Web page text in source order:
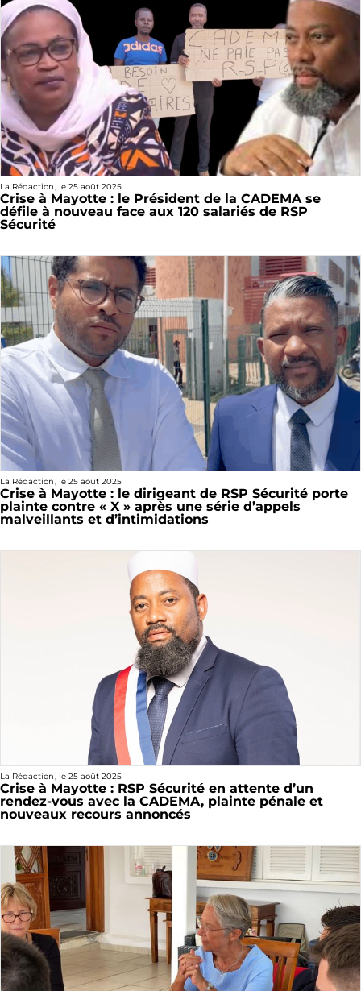
La Rédaction, le 25 août 2025
Crise à Mayotte : le Président de la CADEMA se
défile à nouveau face aux 120 salariés de RSP
Sécurité
La Rédaction, le 25 août 2025
Crise à Mayotte : le dirigeant de RSP Sécurité porte
plainte contre « X » après une série d’appels
malveillants et d’intimidations
La Rédaction, le 25 août 2025
Crise à Mayotte : RSP Sécurité en attente d’un
rendez-vous avec la CADEMA, plainte pénale et
nouveaux recours annoncés